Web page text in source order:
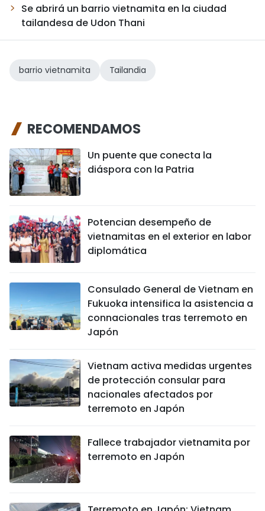
Se abrirá un barrio vietnamita en la ciudad
tailandesa de Udon Thani
barrio vietnamita Tailandia
RECOMENDAMOS
Un puente que conecta la
diáspora con la Patria
Potencian desempeño de
vietnamitas en el exterior en labor
diplomática
Consulado General de Vietnam en
Fukuoka intensifica la asistencia a
connacionales tras terremoto en
Japón
Vietnam activa medidas urgentes
de protección consular para
nacionales afectados por
terremoto en Japón
Fallece trabajador vietnamita por
terremoto en Japón